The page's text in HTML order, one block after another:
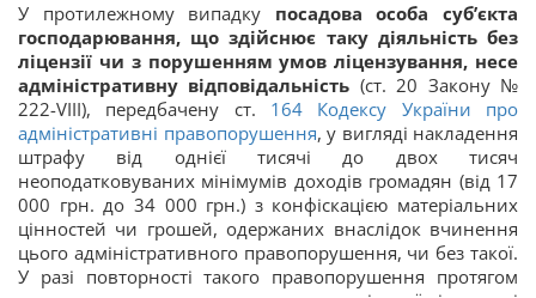
У протилежному випадку посадова особа суб’єкта
господарювання, що здійснює таку діяльність без
ліцензії чи з порушенням умов ліцензування, несе
адміністративну відповідальність (ст. 20 Закону №
222-VIII), передбачену ст. 164 Кодексу України про
адміністративні правопорушення, у вигляді накладення
штрафу від однієї тисячі до двох тисяч
неоподатковуваних мінімумів доходів громадян (від 17
000 грн. до 34 000 грн.) з конфіскацією матеріальних
цінностей чи грошей, одержаних внаслідок вчинення
цього адміністративного правопорушення, чи без такої.
У разі повторності такого правопорушення протягом